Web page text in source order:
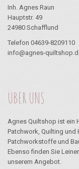
Inh. Agnes Raun
Hauptstr. 49
24980 Schafflund
Telefon 04639-8209110
info@agnes-
ÜBER UNS
Agnes Quiltshop ist ein
Patchwork, Quilting und
Patchworkstoffe und
Ebenso finden Sie
unserem Angebot.